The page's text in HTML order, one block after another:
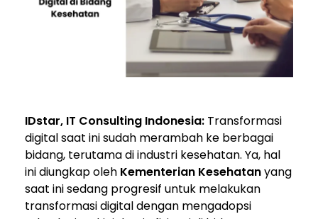
IDstar, IT Consulting Indonesia: Transformasi
digital saat ini sudah merambah ke berbagai
bidang, terutama di industri kesehatan. Ya, hal
ini diungkap oleh Kementerian Kesehatanyang
saat ini sedang progresif untuk melakukan
transformasi digital dengan mengadopsi